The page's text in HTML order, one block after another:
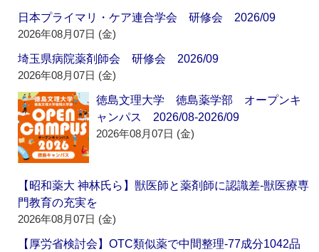
日本プライマリ・ケア連合学会 研修会 2026/09
2026年08月07日 (金)
埼玉県病院薬剤師会 研修会 2026/09
2026年08月07日 (金)
徳島文理大学 徳島薬学部 オープンキ
ャンパス 2026/08-2026/09
2026年08月07日 (金)
【昭和薬大 神林氏ら】獣医師と薬剤師に認識差‐獣医療専
門教育の充実を
2026年08月07日 (金)
【厚労省検討会】OTC類似薬で中間整理‐77成分1042品